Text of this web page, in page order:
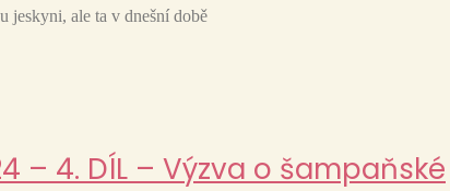
jeskyni, ale ta v dnešní době
– 4. DÍL – Výzva o šampaňské